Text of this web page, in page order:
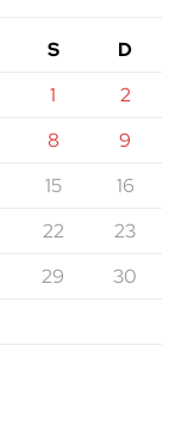
S
D
1
2
8
9
15
16
22
23
29
30